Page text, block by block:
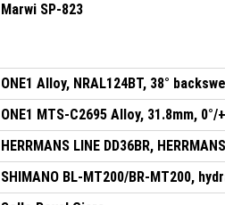
Marwi SP-823
ONE1 Alloy, NRAL124BT, 38°
ONE1 MTS-C2695 Alloy, 31.8mm, 0°/
HERRMANS LINE DD36BR,
SHIMANO BL-MT200/BR-MT200,